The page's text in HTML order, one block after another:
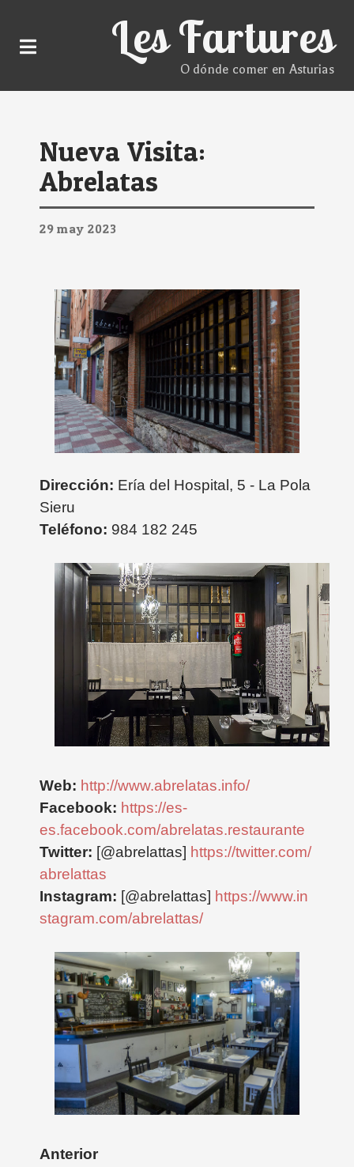
Les Fartures
O dónde comer en Asturias
Nueva Visita:
Abrelatas
29 may 2023
Dirección: Ería del Hospital, 5 - La Pola
Sieru
Teléfono: 984 182 245
Web: http://www.abrelatas.info/
Facebook: https://es-
es.facebook.com/abrelatas.restaurante
Twitter: [@abrelattas] https://twitter.com/
abrelattas
Instagram: [@abrelattas] https://www.in
stagram.com/abrelattas/
Anterior